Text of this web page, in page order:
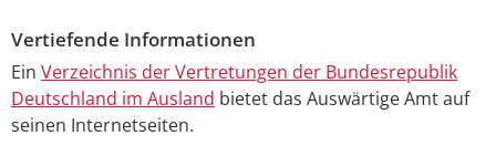
Vertiefende Informationen
Ein Verzeichnis der Vertretungen der Bundesrepublik
Deutschland im Ausland bietet das Auswärtige Amt auf
seinen Internetseiten.